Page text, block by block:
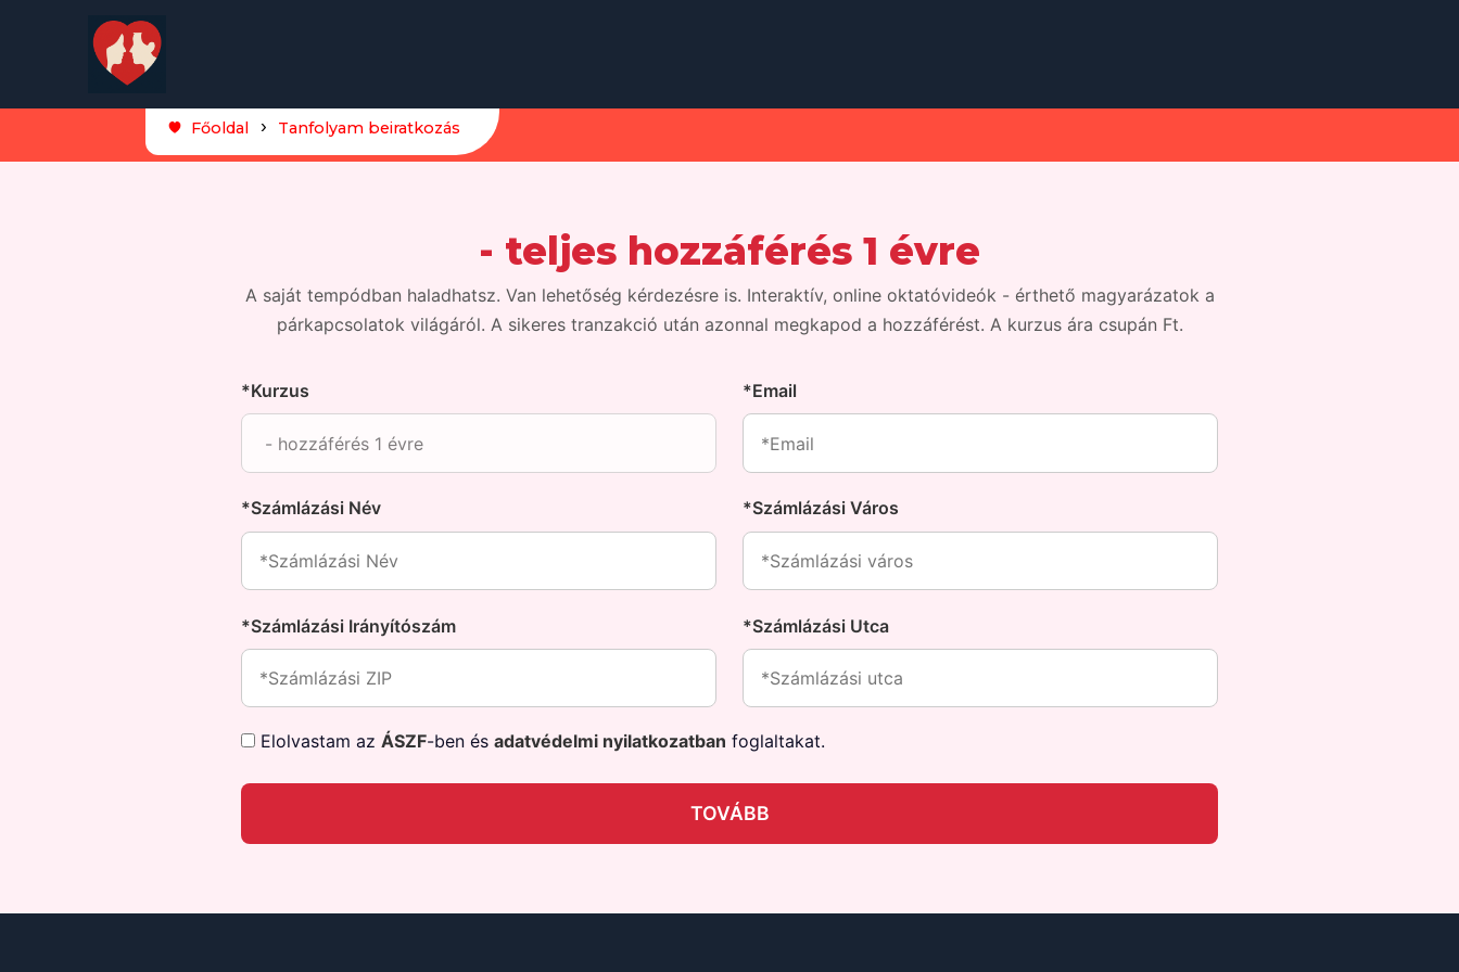
Főoldal Tanfolyam beiratkozás
- teljes hozzáférés 1 évre
A saját tempódban haladhatsz. Van lehetőség kérdezésre is. Interaktív, online oktatóvideók - érthető magyarázatok a
párkapcsolatok világáról. A sikeres tranzakció után azonnal megkapod a hozzáférést. A kurzus ára csupán Ft.
*Kurzus *Email
*Számlázási Név *Számlázási Város
*Számlázási Irányítószám *Számlázási Utca
Elolvastam az ÁSZF-ben és adatvédelmi nyilatkozatban foglaltakat.
TOVÁBB